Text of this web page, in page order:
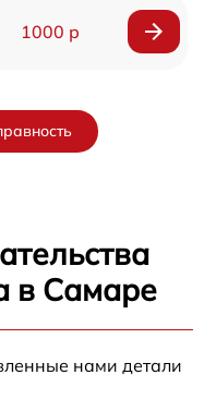
1000 р
в Самаре
нами детали